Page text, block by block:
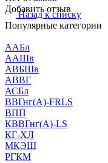
Добавить отзыв
Назад к списку
Популярные категории
ААБл
ААШв
АВБШв
АВВГ
АСБл
ВВГнг(А)-FRLS
ВПП
КВВГнг(А)-LS
КГ-ХЛ
МКЭШ
РГКМ